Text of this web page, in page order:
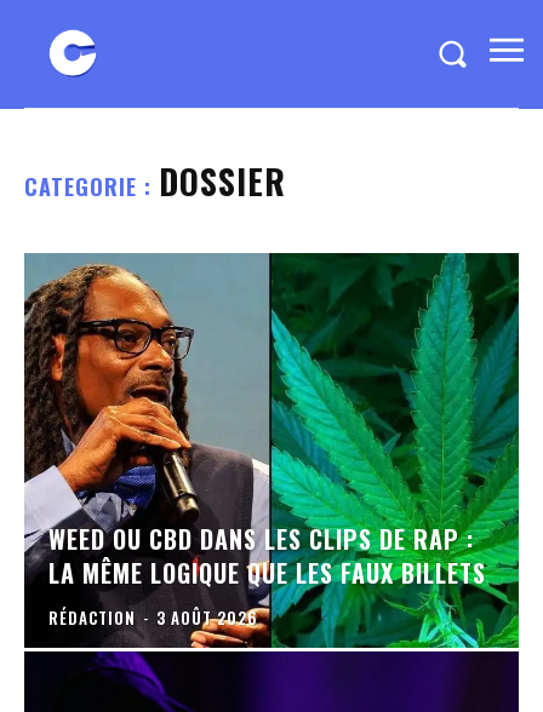
CATEGORIE : DOSSIER
WEED OU CBD DANS LES CLIPS DE RAP :
LA MÊME LOGIQUE QUE LES FAUX BILLETS
RÉDACTION - 3 AOÛT 2026